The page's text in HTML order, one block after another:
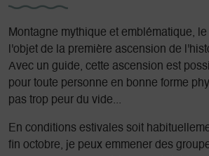
Montagne mythique et emblématique,
l'objet de la première ascension de
Avec un guide, cette ascension est
pour toute personne en bonne forme
pas trop peur du vide...
En conditions estivales soit
fin octobre, je peux emmener des